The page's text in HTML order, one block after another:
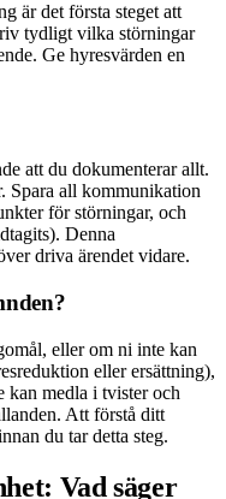
är det första steget att
tydligt vilka störningar
Ge hyresvärden en
att du dokumenterar allt.
Spara all kommunikation
för störningar, och
Denna
driva ärendet vidare.
eller om ni inte kan
eller ersättning),
kan medla i tvister och
Att förstå ditt
du tar detta steg.
Vad säger